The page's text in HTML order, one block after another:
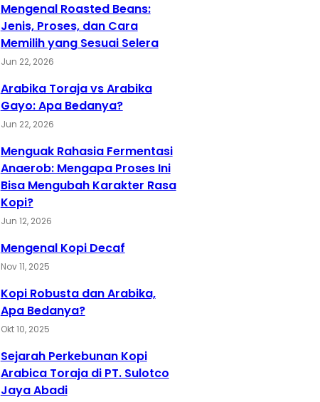
Mengenal Roasted Beans:
Jenis, Proses, dan Cara
Memilih yang Sesuai Selera
Jun 22, 2026
Arabika Toraja vs Arabika
Gayo: Apa Bedanya?
Jun 22, 2026
Menguak Rahasia Fermentasi
Anaerob: Mengapa Proses Ini
Bisa Mengubah Karakter Rasa
Kopi?
Jun 12, 2026
Mengenal Kopi Decaf
Nov 11, 2025
Kopi Robusta dan Arabika,
Apa Bedanya?
Okt 10, 2025
Sejarah Perkebunan Kopi
Arabica Toraja di PT. Sulotco
Jaya Abadi